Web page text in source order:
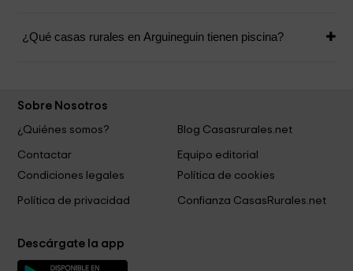
¿Qué casas rurales en Arguineguin tienen piscina?
Sobre Nosotros
¿Quiénes somos?
Blog Casasrurales.net
Contactar
Equipo editorial
Condiciones legales
Política de cookies
Política de privacidad Confianza CasasRurales.net
Descárgate la app